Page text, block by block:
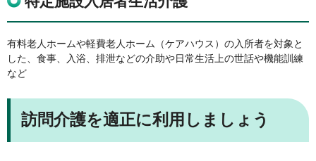
有料老人ホームや軽費老人ホーム（ケアハウス）の入所者を対象と
した、食事、入浴、排泄などの介助や日常生活上の世話や機能訓練
など
訪問介護を適正に利用しましょう